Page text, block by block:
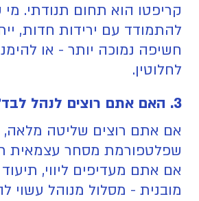
קריפטו הוא תחום תנודתי. מי
להתמודד עם ירידות חדות,
חשיפה נמוכה יותר - או
לחלוטין.
3. האם אתם רוצים לנהל לבד?
אם אתם רוצים שליטה מלאה,
שפלטפורמת מסחר עצמאית
אם אתם מעדיפים ליווי,
מובנית - מסלול מנוהל עשוי